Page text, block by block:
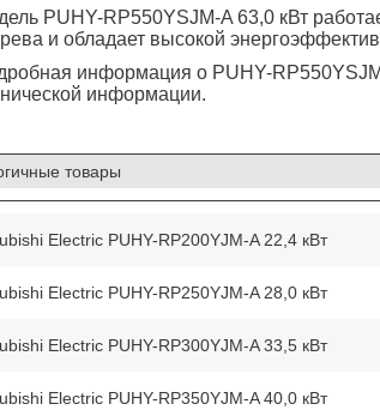
PUHY-RP550YSJM-A 63,0 кВт
и обладает высокой
информация о PUHY-
информации.
товары
Electric PUHY-RP200YJM-A 22,4 кВт
Electric PUHY-RP250YJM-A 28,0 кВт
Electric PUHY-RP300YJM-A 33,5 кВт
Electric PUHY-RP350YJM-A 40,0 кВт